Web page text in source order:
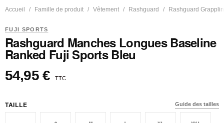
Accueil Famille de produit Vêtement Rashguard Rashguard
FUJI SPORTS
Rashguard Manches Longues Baseline
Ranked Fuji Sports Bleu
54,95 € TTC
TAILLE Guide des tailles